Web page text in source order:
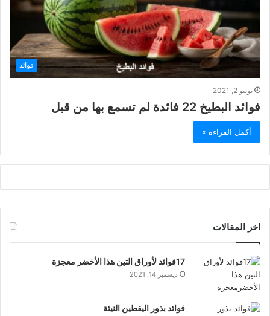
فوائد
يونيو 2, 2021
فوائد البطيخ 22 فائدة لم تسمع بها من قبل
أكمل القراءة »
اخر المقالات
17فوائد لأوراق التين هذا الأخضر معجزة
ديسمبر 14, 2021
فوائد بذور اليقطين النيئة